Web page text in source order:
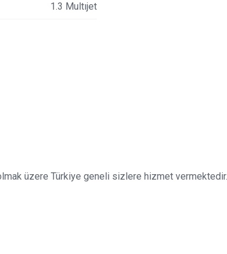
1.3 Multıjet
üzere Türkiye geneli sizlere hizmet vermektedir.